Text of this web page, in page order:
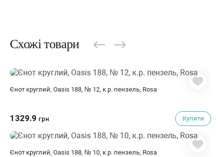
Схожі товари
Єнот круглий, Oasis 188, № 12, к.р. пензель, Rosa
1329.9 грн Купити
Єнот круглий, Oasis 188, № 10, к.р. пензель, Rosa